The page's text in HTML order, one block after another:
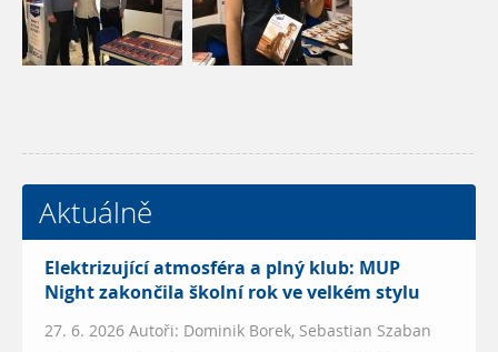
Aktuálně
Elektrizující atmosféra a plný klub: MUP
Night zakončila školní rok ve velkém stylu
27. 6. 2026 Autoři: Dominik Borek, Sebastian Szaban